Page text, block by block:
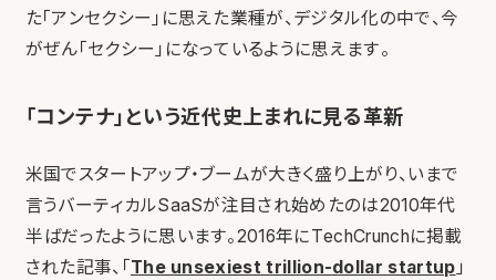
た「アンセクシー」に思えた業種が、デジタル化の中で、今
がぜん「セクシー」になっているように思えます。
「コンテナ」という近代史上まれに見る革新
米国でスタートアップ・ブームが大きく盛り上がり、いまで
言うバーティカルSaaSが注目され始めたのは2010年代
半ばだったように思います。2016年にTechCrunchに掲載
された記事、「The unsexiest trillion-dollar startup 」